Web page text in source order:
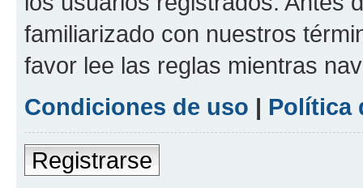
familiarizado con nuestros
favor lee las reglas mientras
Condiciones de uso | Política
Registrarse